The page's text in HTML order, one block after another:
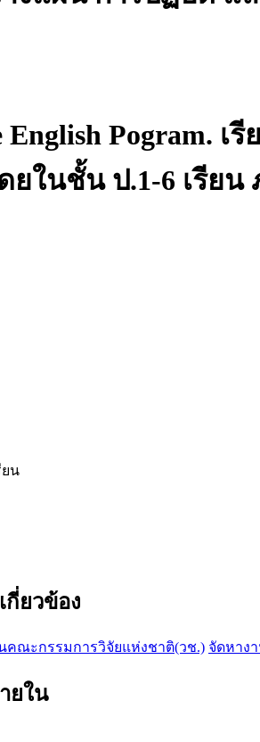
English Pogram.
ในชั้น ป.1-6 เรีย
ยน
กี่ยวข้อง
คณะกรรมการวิจัยแห่งชาติ(วช.) จัดหาง
ยใน